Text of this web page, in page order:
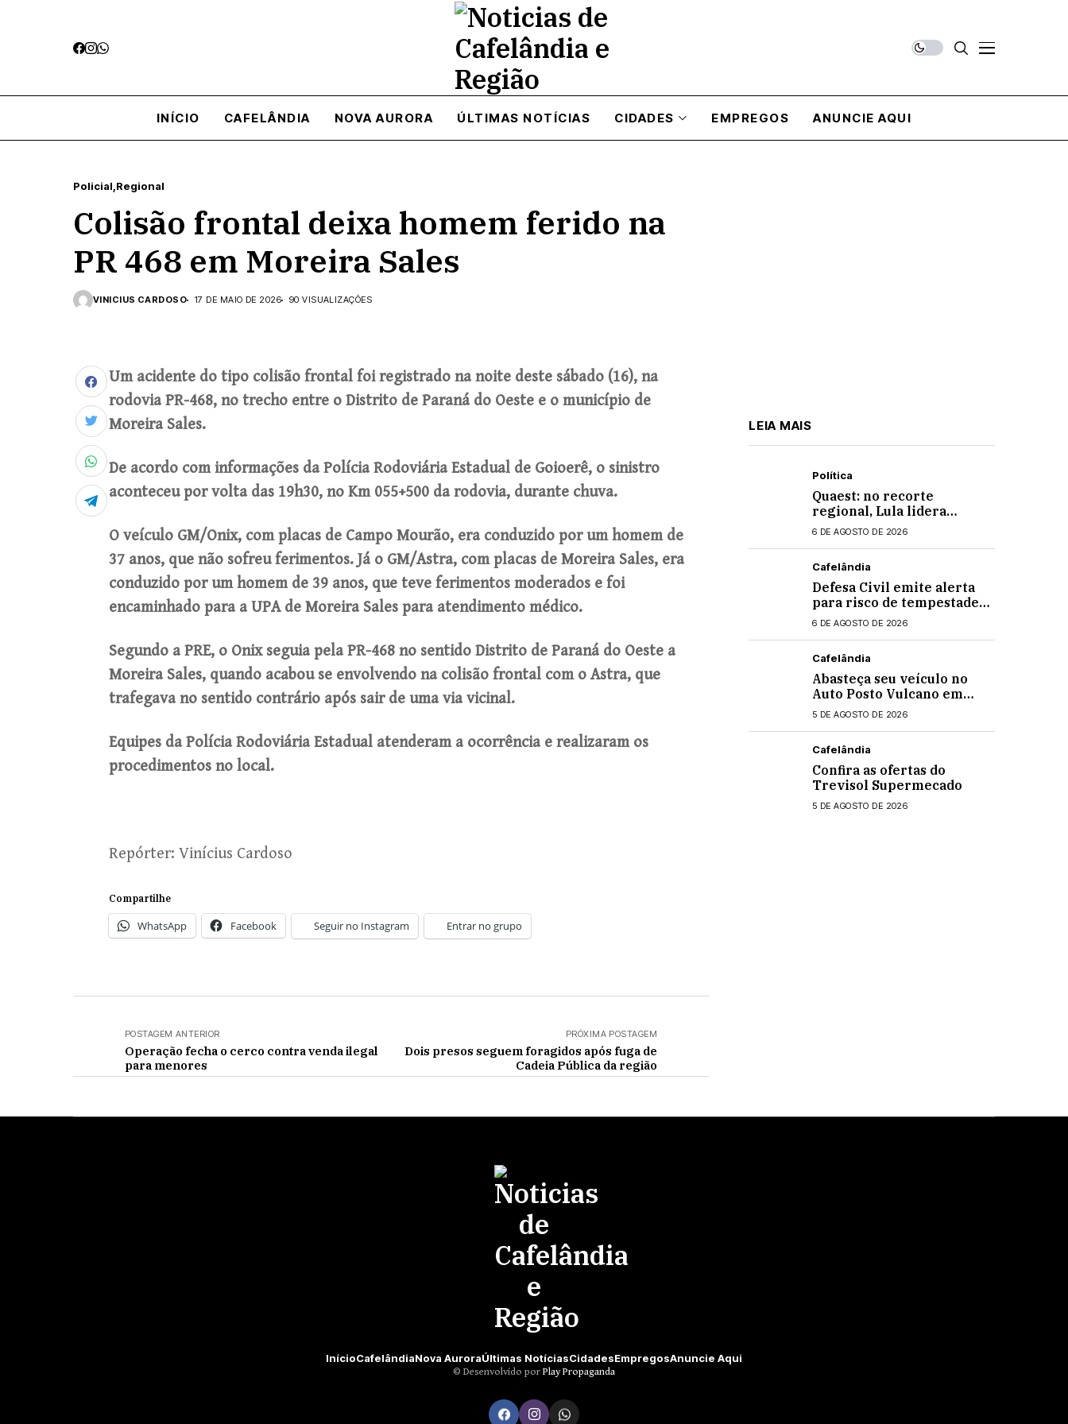
INÍCIO CAFELÂNDIA NOVA AURORA ÚLTIMAS NOTÍCIAS CIDADES EMPREGOS ANUNCIE AQUI
Policial Regional
Colisão frontal deixa homem ferido na
PR 468 em Moreira Sales
VINICIUS CARDOSO 17 DE MAIO DE 2026 90 VISUALIZAÇÕES
Um acidente do tipo colisão frontal foi registrado na noite deste sábado (16), na
rodovia PR-468, no trecho entre o Distrito de Paraná do Oeste e o município de
Moreira Sales.
De acordo com informações da Polícia Rodoviária Estadual de Goioerê, o sinistro
aconteceu por volta das 19h30, no Km 055+500 da rodovia, durante chuva.
O veículo GM/Onix, com placas de Campo Mourão, era conduzido por um homem de
37 anos, que não sofreu ferimentos. Já o GM/Astra, com placas de Moreira Sales, era
conduzido por um homem de 39 anos, que teve ferimentos moderados e foi
encaminhado para a UPA de Moreira Sales para atendimento médico.
Segundo a PRE, o Onix seguia pela PR-468 no sentido Distrito de Paraná do Oeste a
Moreira Sales, quando acabou se envolvendo na colisão frontal com o Astra, que
trafegava no sentido contrário após sair de uma via vicinal.
Equipes da Polícia Rodoviária Estadual atenderam a ocorrência e realizaram os
procedimentos no local.
Repórter: Vinícius Cardoso
Compartilhe
WhatsApp Facebook Seguir no Instagram Entrar no grupo
POSTAGEM ANTERIOR
Operação fecha o cerco contra venda ilegal
para menores
PRÓXIMA POSTAGEM
Dois presos seguem foragidos após fuga de
Cadeia Pública da região
LEIA MAIS
Política
Quaest: no recorte
regional, Lula lidera
apenas entre eleitores do
Bolsonaro
6 DE AGOSTO DE 2026
Cafelândia
Defesa Civil emite alerta
para risco de tempestades
intensas no Paraná
6 DE AGOSTO DE 2026
Cafelândia
Abasteça seu veículo no
Auto Posto Vulcano em
Cafelândia
5 DE AGOSTO DE 2026
Cafelândia
Confira as ofertas do
Trevisol Supermecado
5 DE AGOSTO DE 2026
InícioCafelândiaNova AuroraÚltimas NotíciasCidadesEmpregosAnuncie Aqui
©️ Desenvolvido por Play Propaganda